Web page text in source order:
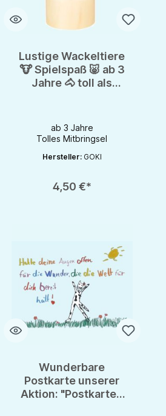
Lustige Wackeltiere
🐮 Spielspaß 🐷 ab 3
Jahre 🐴 toll als
ab 3 Jahre
Tolles Mitbringsel
Hersteller: GOKI
4,50 €*
Wunderbare
Postkarte unserer
Aktion: "Postkarten